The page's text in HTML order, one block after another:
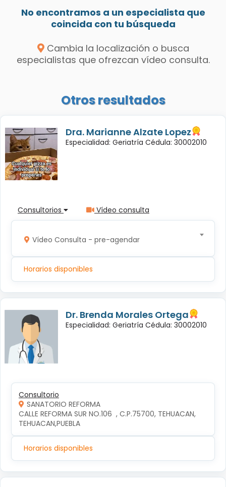
No encontramos a un especialista que
coincida con tu búsqueda
Cambia la localización o busca
especialistas que ofrezcan vídeo consulta.
Otros resultados
Dra. Marianne Alzate Lopez
Especialidad: Geriatría Cédula: 30002010
Consultorios Vídeo consulta
Vídeo Consulta - pre-agendar
Horarios disponibles
Dr. Brenda Morales Ortega
Especialidad: Geriatría Cédula: 30002010
Consultorio
SANATORIO REFORMA
CALLE REFORMA SUR NO.106  , C.P.75700, TEHUACAN,
TEHUACAN,PUEBLA
Horarios disponibles